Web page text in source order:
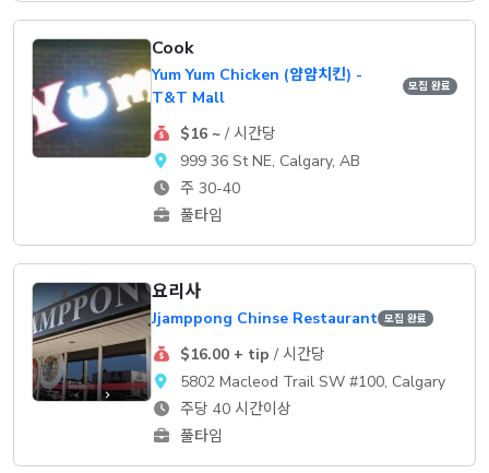
Cook
Yum Yum Chicken (얌얌치킨) -
T&T Mall
모집 완료
$16 ~/ 시간당
999 36 St NE, Calgary, AB
주 30-40
풀타임
요리사
Jjamppong Chinse Restaurant 모집 완료
$16.00 + tip / 시간당
5802 Macleod Trail SW #100, Calgary
주당 40 시간이상
풀타임